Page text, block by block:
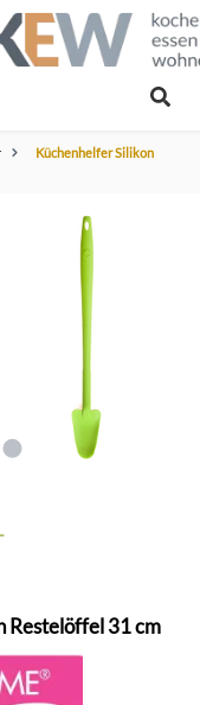
Küchenhelfer Silikon
Restelöffel 31 cm